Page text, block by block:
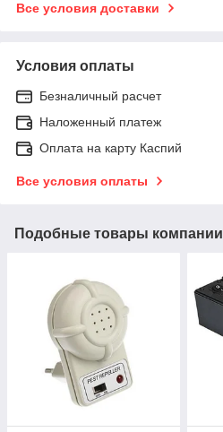
Все условия доставки
Условия оплаты
Безналичный расчет
Наложенный платеж
Оплата на карту Каспий
Все условия оплаты
Подобные товары компании